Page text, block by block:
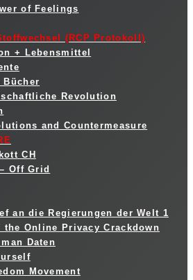
of Feelings
(RCP Protokoll)
+ Lebensmittel
Bücher
Revolution
and Countermeasure
CH
Off Grid
an die Regierungen der Welt 1
the Online Privacy Crackdown
Daten
Movement